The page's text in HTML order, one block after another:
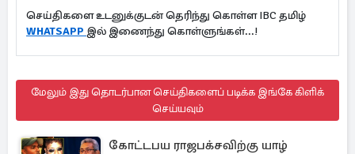
செய்திகளை உடனுக்குடன் தெரிந்து கொள்ள IBC தமிழ்
WHATSAPP இல் இணைந்து கொள்ளுங்கள்...!
மேலும் இது தொடர்பான செய்திகளைப் படிக்க இங்கே கிளிக்
செய்யவும்
கோட்டபய ராஜபக்சவிற்கு யாழ்